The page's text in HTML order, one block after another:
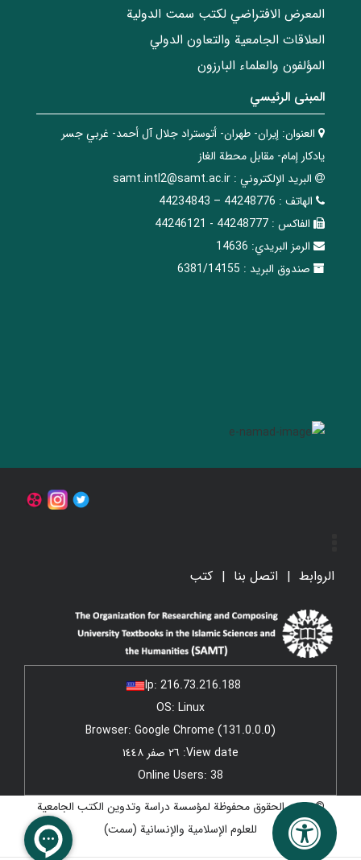
المعرض الافتراضي لكتب سمت الدولية
العلاقات الجامعیة والتعاون الدولي
المؤلفون والعلماء البارزون
المبنی الرئيسي
العنوان: إيران- طهران- أتوستراد جلال آل أحمد- غربي جسر
يادكار إمام- مقابل محطة الغاز
البريد الإلکتروني : samt.intl2@samt.ac.ir
الهاتف : 44248776 – 44234843
الفاکس : 44248777 - 44246121
الرمز البريدي: 14636
صندوق البريد : 6381/14155
الروابط اتصل بنا کتب
Ip: 216.73.216.188
OS: Linux
Browser: Google Chrome (131.0.0.0)
View date: ٢٦ صفر ١٤٤٨
Online Users: 38
© جميع الحقوق محفوظة لمؤسسة دراسة وتدوين الكتب الجامعية
للعلوم الإسلامية والإنسانية (سمت)